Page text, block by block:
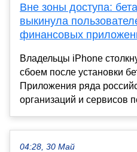
Вне зоны доступа:
выкинула
финансовых
Владельцы iPhone
сбоем после установки
Приложения ряда
организаций и сервисов
04:28, 30 Май